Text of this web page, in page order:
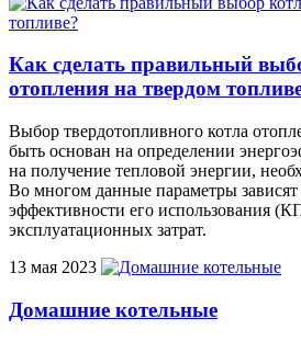
Как сделать правильный
отопления на твердом
Выбор твердотопливного котла
быть основан на определении
на получение тепловой энергии,
Во многом данные параметры зависят
эффективности его использования
эксплуатационных затрат.
13 мая 2023
Домашние котельные